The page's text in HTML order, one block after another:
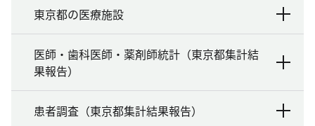
東京都の医療施設
医師・歯科医師・薬剤師統計（東京都集計結
果報告）
患者調査（東京都集計結果報告）